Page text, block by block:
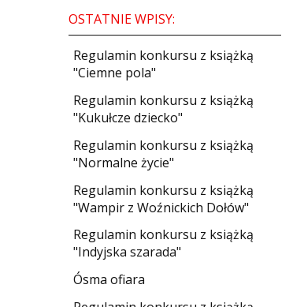
OSTATNIE WPISY:
Regulamin konkursu z książką
"Ciemne pola"
Regulamin konkursu z książką
"Kukułcze dziecko"
Regulamin konkursu z książką
"Normalne życie"
Regulamin konkursu z książką
"Wampir z Woźnickich Dołów"
Regulamin konkursu z książką
"Indyjska szarada"
Ósma ofiara